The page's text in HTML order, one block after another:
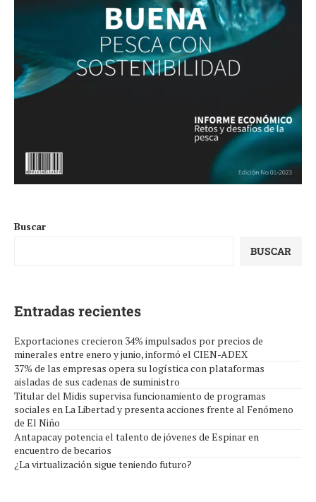
Buscar
BUSCAR
Entradas recientes
Exportaciones crecieron 34% impulsados por precios de
minerales entre enero y junio, informó el CIEN-ADEX
37% de las empresas opera su logística con plataformas
aisladas de sus cadenas de suministro
Titular del Midis supervisa funcionamiento de programas
sociales en La Libertad y presenta acciones frente al Fenómeno
de El Niño
Antapacay potencia el talento de jóvenes de Espinar en
encuentro de becarios
¿La virtualización sigue teniendo futuro?